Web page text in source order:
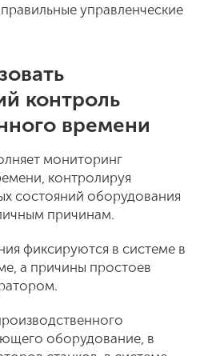
управленческие
контроль
времени
мониторинг
контролируя
состояний оборудования
причинам.
фиксируются в системе в
а причины простоев
оборудование, в